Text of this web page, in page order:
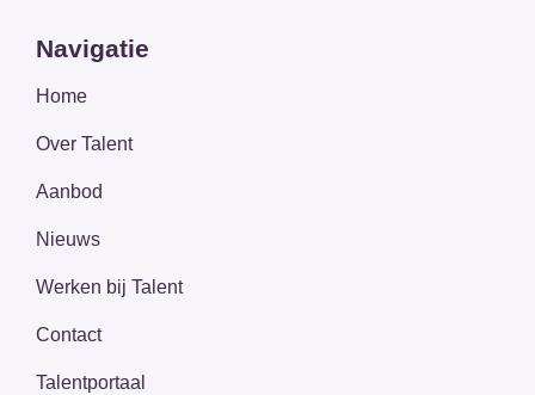
Navigatie
Home
Over Talent
Aanbod
Nieuws
Werken bij Talent
Contact
Talentportaal